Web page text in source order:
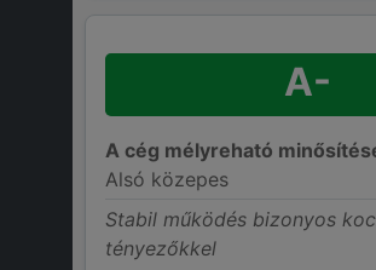
A-
A cég mélyreható
Alsó közepes
Stabil működés bizonyos
tényezőkkel